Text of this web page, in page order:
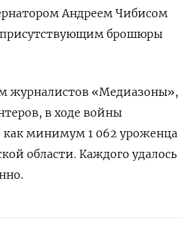
Андреем Чибисом
брошюры
журналистов «Медиазоны»,
в ходе войны
как минимум 1 062 уроженца
области. Каждого удалось